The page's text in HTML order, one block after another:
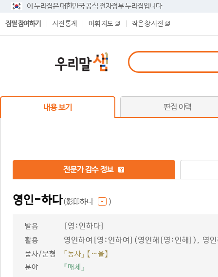
이 누리집은 대한민국 공식 전자정부 누리집입니다.
집필 참여하기 사전 통계 어휘 지도 작은 창 사전
내용 보기 편집 이력
전문가 감수 정보
영인-하다(影印하다 )
발음 [영ː인하다]
활용 영인하여[영ː인하여](영인해[영ː인해]), 영
품사/문형
「동사」 【…을】
분야
『매체』